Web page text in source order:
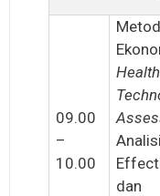
09.00
–
10.00
Health
dan